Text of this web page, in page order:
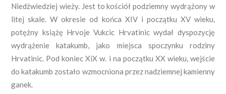
Niedźwiedziej wieży. Jest to kościół podziemny wydrążony w
litej skale. W okresie od końca XIV i początku XV wieku,
potężny książę Hrvoje Vukcic Hrvatinic wydał dyspozycję
wydrążenie katakumb, jako miejsca spoczynku rodziny
Hrvatinic. Pod koniec XiX w. i na początku XX wieku, wejście
do katakumb zostało wzmocniona przez nadziemnej kamienny
ganek.